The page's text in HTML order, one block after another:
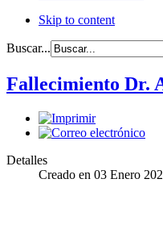
Skip to content
Buscar...
Fallecimiento Dr.
Detalles
Creado en 03 Enero